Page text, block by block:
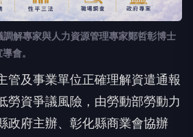
調解專家與人力資源管理專家鄭哲彰博士
會。
管及事業單位正確理解資遣通報
勞資爭議風險，由勞動部勞動力
政府主辦、彰化縣商業會協辦